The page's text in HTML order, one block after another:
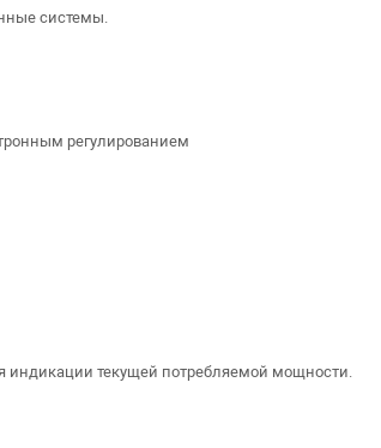
системы.
регулированием
индикации текущей потребляемой мощности.